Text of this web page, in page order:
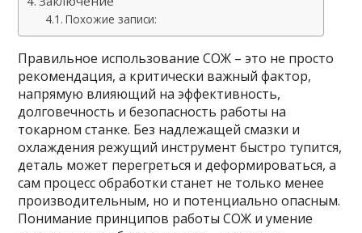
Похожие записи:
Правильное использование СОЖ – это не просто
рекомендация, а критически важный фактор,
напрямую влияющий на эффективность,
долговечность и безопасность работы на
токарном станке. Без надлежащей смазки и
охлаждения режущий инструмент быстро тупится,
деталь может перегреться и деформироваться, а
сам процесс обработки станет не только менее
производительным, но и потенциально опасным.
Понимание принципов работы СОЖ и умение